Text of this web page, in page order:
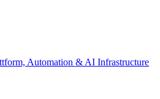
Automation & AI Infrastructure